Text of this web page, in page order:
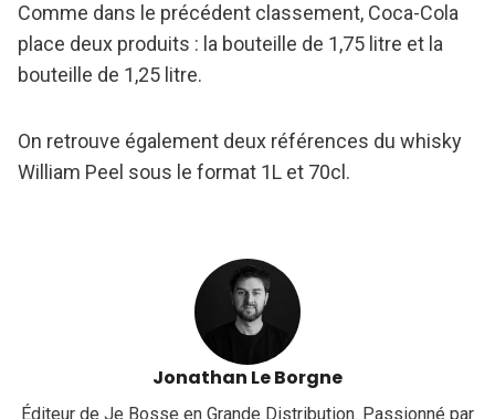
Comme dans le précédent classement, Coca-Cola
place deux produits : la bouteille de 1,75 litre et la
bouteille de 1,25 litre.
On retrouve également deux références du whisky
William Peel sous le format 1L et 70cl.
Jonathan Le Borgne
Éditeur de Je Bosse en Grande Distribution. Passionné par